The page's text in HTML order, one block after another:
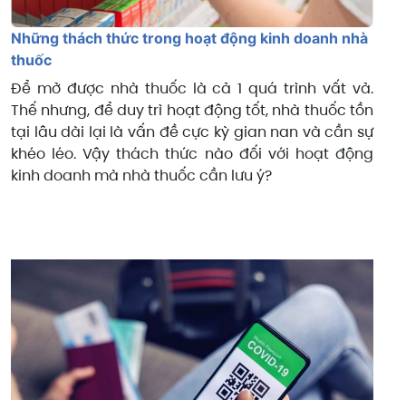
Những thách thức trong hoạt động kinh doanh nhà
thuốc
Để mở được nhà thuốc là cả 1 quá trình vất vả.
Thế nhưng, để duy trì hoạt động tốt, nhà thuốc tồn
tại lâu dài lại là vấn đề cực kỳ gian nan và cần sự
khéo léo. Vậy thách thức nào đối với hoạt động
kinh doanh mà nhà thuốc cần lưu ý?